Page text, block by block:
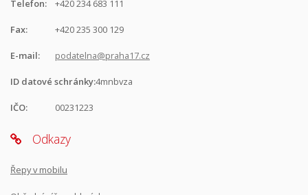
Telefon: +420 234 683 111
Fax: +420 235 300 129
E-mail: podatelna@praha17.cz
ID datové schránky:4mnbvza
IČO: 00231223
Odkazy
Řepy v mobilu